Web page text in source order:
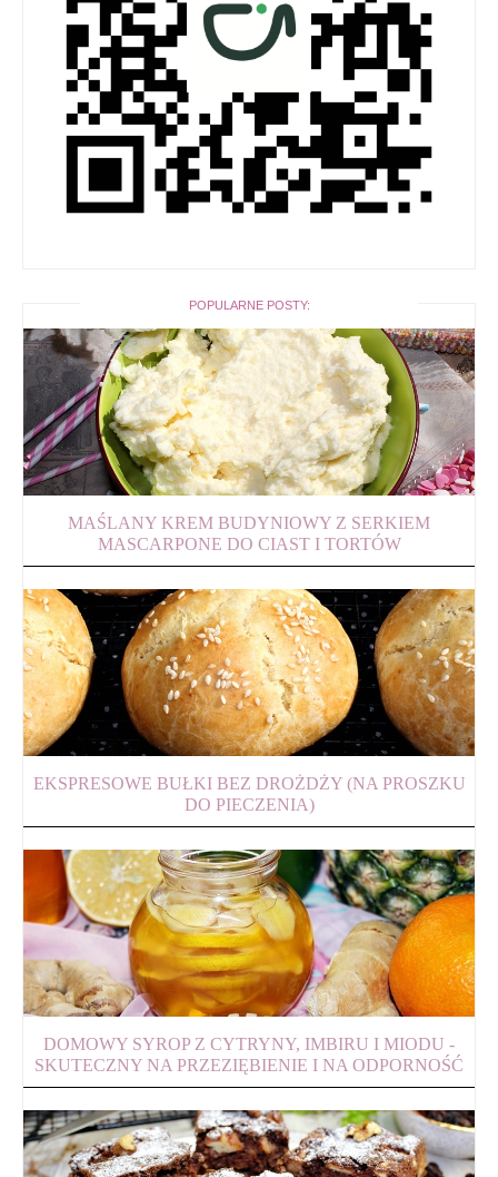
POPULARNE POSTY:
MAŚLANY KREM BUDYNIOWY Z SERKIEM
MASCARPONE DO CIAST I TORTÓW
EKSPRESOWE BUŁKI BEZ DROŻDŻY (NA PROSZKU
DO PIECZENIA)
DOMOWY SYROP Z CYTRYNY, IMBIRU I MIODU -
SKUTECZNY NA PRZEZIĘBIENIE I NA ODPORNOŚĆ